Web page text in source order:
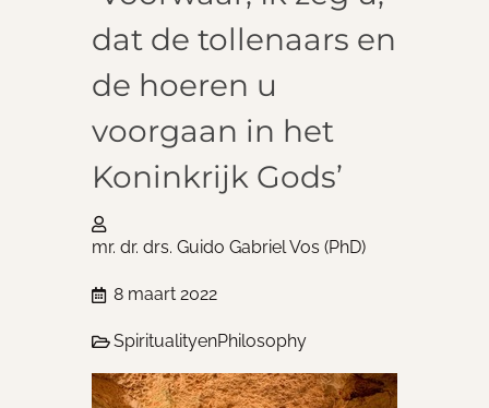
dat de tollenaars en
de hoeren u
voorgaan in het
Koninkrijk Gods’
mr. dr. drs. Guido Gabriel Vos (PhD)
8 maart 2022
SpiritualityenPhilosophy